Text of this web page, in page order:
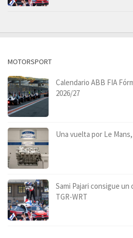
MOTORSPORT
Calendario ABB FIA
2026/27
Una vuelta por Le
Sami Pajari consigue
TGR-WRT